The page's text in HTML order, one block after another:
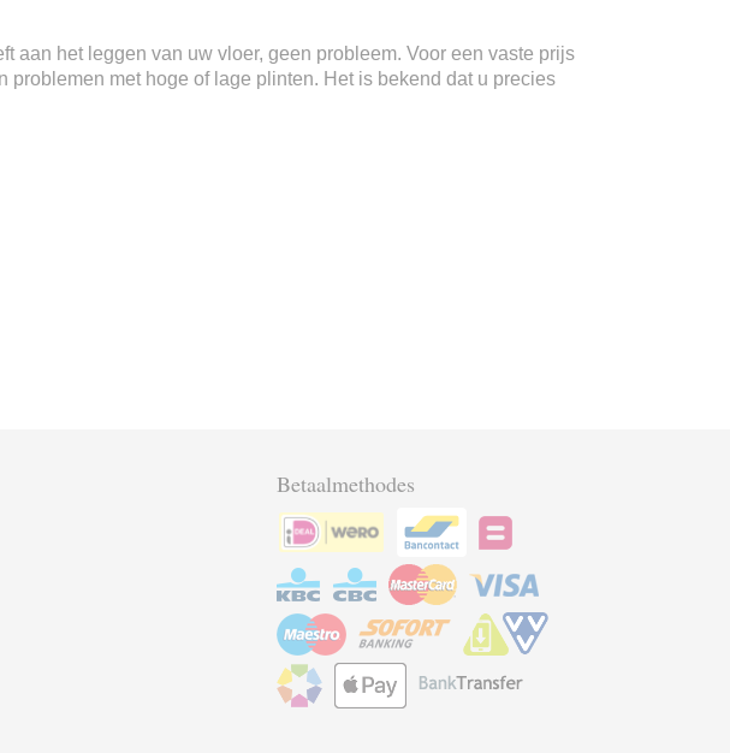
aan het leggen van uw vloer, geen probleem. Voor een vaste prijs
met hoge of lage plinten. Het is bekend dat u precies
Betaalmethodes